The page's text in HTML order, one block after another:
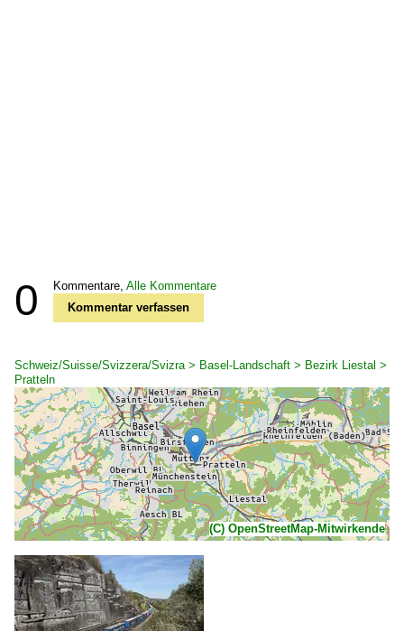
0 Kommentare, Alle Kommentare
Kommentar verfassen
Schweiz/Suisse/Svizzera/Svizra > Basel-Landschaft > Bezirk Liestal >
Pratteln
(C) OpenStreetMap-Mitwirkende